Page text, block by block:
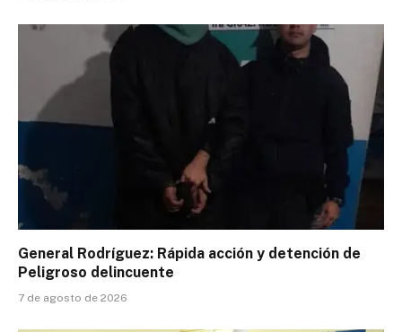
General Rodríguez: Rápida acción y detención de
Peligroso delincuente
7 de agosto de 2026